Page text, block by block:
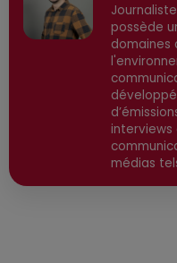
possède
domaines
interviews
médias